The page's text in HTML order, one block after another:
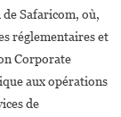
de Safaricom, où,
réglementaires et
Corporate
aux opérations
de